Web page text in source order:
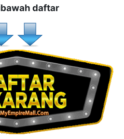
daftar